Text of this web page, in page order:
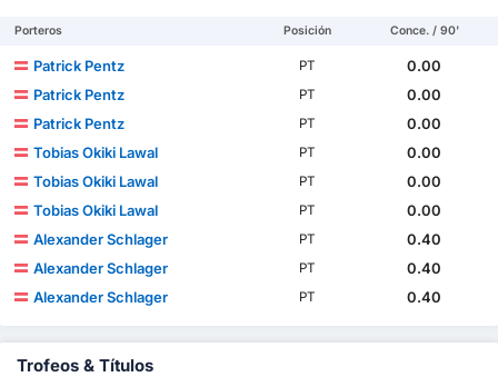
Porteros Posición Conce. / 90'
Patrick Pentz PT
0.00
Patrick Pentz
PT
0.00
Patrick Pentz
PT
0.00
Tobias Okiki Lawal
PT
0.00
Tobias Okiki Lawal
PT
0.00
Tobias Okiki Lawal
PT
0.00
Alexander Schlager
PT
0.40
Alexander Schlager
PT
0.40
Alexander Schlager
PT 0.40
Trofeos & Títulos